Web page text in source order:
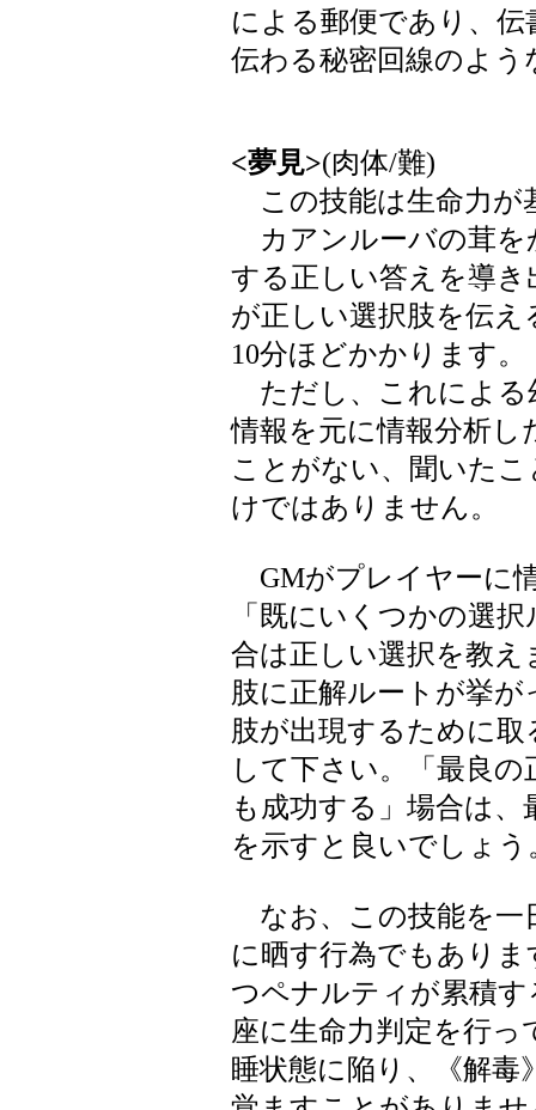
による郵便であり、
伝わる秘密回線のよう
<夢見>(肉体/難)
この技能は生命力が
カアンルーバの茸を
する正しい答えを導
が正しい選択肢を伝
10分ほどかかります。
ただし、これによる
情報を元に情報分析
ことがない、聞いた
けではありません。
GMがプレイヤーに
「既にいくつかの選
合は正しい選択を教
肢に正解ルートが挙
肢が出現するために
して下さい。「最良
も成功する」場合は
を示すと良いでしょう
なお、この技能を一
に晒す行為でもあり
つペナルティが累積
座に生命力判定を行
睡状態に陥り、《解